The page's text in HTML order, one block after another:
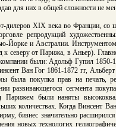
для них в общей сложности не
дилеров XIX века во Франции, со
репродукций
Йорке и Австралии.
к северу от Парижа, в Аньер).
были: Адольф Гупил 1850-
Ван Гог 1861-1872 гг,
была покупка прав на печать,
развивающегося сегмента
были наняты
количествах. Когда Винсент
бизнес значительно
новых технологих